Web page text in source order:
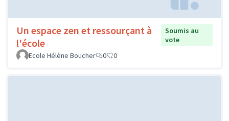
Un espace zen et ressourçant à
l'école
Soumis au
vote
Ecole Hélène Boucher
0 0